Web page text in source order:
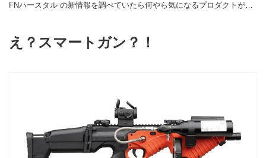
FNハースタル の新情報を調べていたら何やら気になるプロダクトが…
え？スマートガン？！